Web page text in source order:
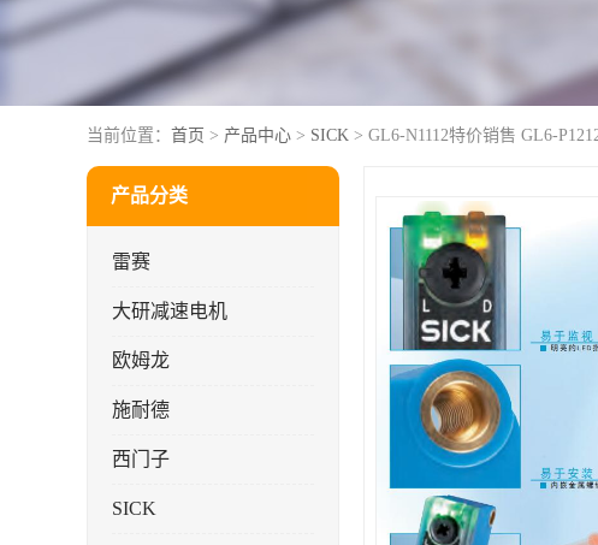
当前位置： 首页 > 产品中心 > SICK > GL6-N1112特价销售 GL6-
产品分类
雷赛
大研减速电机
欧姆龙
施耐德
西门子
SICK